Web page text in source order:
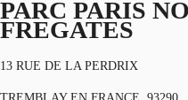
PARC PARIS
FREGATES
13 RUE DE LA PERDRIX